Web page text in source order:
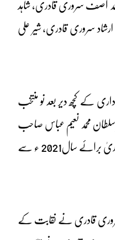
آصف سروری قادری، شاہد
سروری قادری، شیر علی
کے کچھ دیر بعد نو منتخب
سلطان محمد نعیم عباس صاحب
نے نو منتخب ممبران مجلس ِشوریٰ برائے سال2021 ء سے
قادری نے نقابت کے